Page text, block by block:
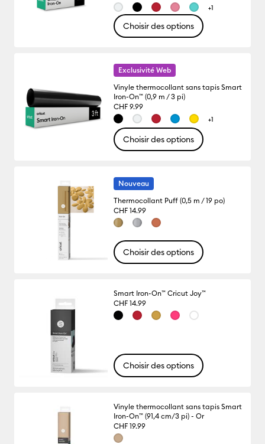
+1
Choisir des options
Exclusivité Web
Vinyle thermocollant sans tapis Smart
Iron-On™ (0,9 m / 3 pi)
CHF 9.99
+1
Choisir des options
Nouveau
Thermocollant Puff (0,5 m / 19 po)
CHF 14.99
Choisir des options
Smart Iron-On™ Cricut Joy™
CHF 14.99
Choisir des options
Vinyle thermocollant sans tapis Smart
Iron-On™ (91,4 cm/3 pi) - Or
CHF 19.99